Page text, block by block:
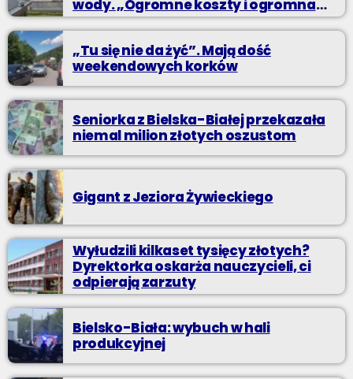
wody. „Ogromne koszty i ogromna
praca”
„Tu się nie da żyć”. Mają dość
weekendowych korków
Seniorka z Bielska-Białej przekazała
niemal milion złotych oszustom
Gigant z Jeziora Żywieckiego
Wyłudzili kilkaset tysięcy złotych?
Dyrektorka oskarża nauczycieli, ci
odpierają zarzuty
Bielsko-Biała: wybuch w hali
produkcyjnej